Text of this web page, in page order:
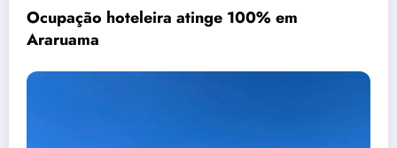
Ocupação hoteleira atinge 100% em
Araruama